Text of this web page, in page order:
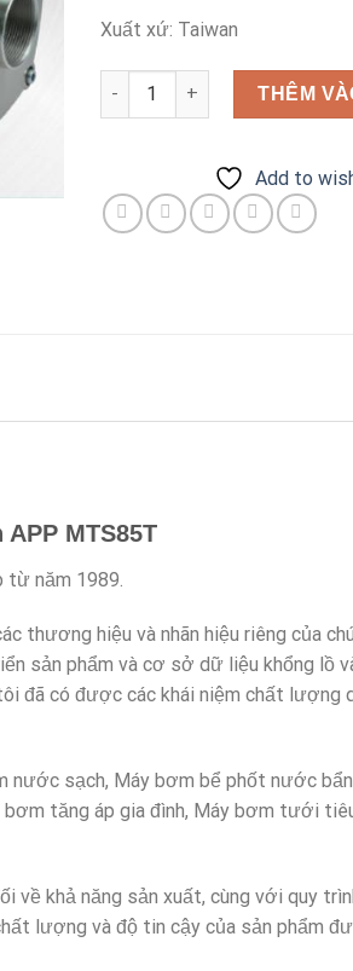
Xuất xứ: Taiwan
Bơm đa tầng cánh APP
THÊM
Add to
MTS85T
từ năm 1989.
thương hiệu và nhãn hiệu riêng của
sản phẩm và cơ sở dữ liệu khổng lồ
đã có được các khái niệm chất lượng
nước sạch, Máy bơm bể phốt nước
tăng áp gia đình, Máy bơm tưới
khả năng sản xuất, cùng với quy
lượng và độ tin cậy của sản phẩm